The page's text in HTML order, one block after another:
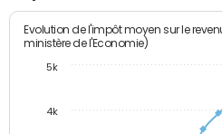
Evolution de l'impôt moyen sur le
ministère de l'Economie)
4k
5k